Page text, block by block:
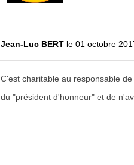
Jean-Luc BERT le 01 octobre
C'est charitable au responsable
du "président d'honneur" et de